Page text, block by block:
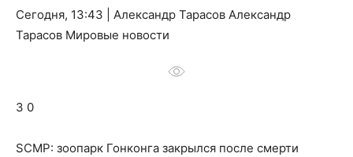
Сегодня, 13:43 | Александр Тарасов Александр
Тарасов Мировые новости
3 0
SСМР: зоопарк Гонконга закрылся после смерти